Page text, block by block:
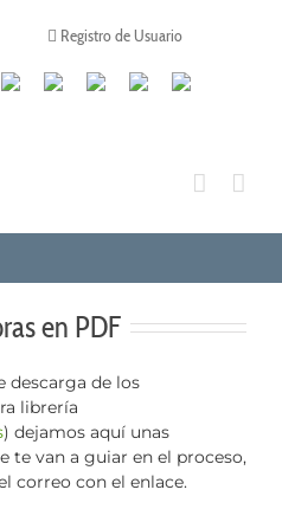
Registro de Usuario
FacebookInstagram
X TwitchContacto
en PDF
descarga de los
librería
) dejamos aquí unas
te van a guiar en el proceso,
correo con el enlace.